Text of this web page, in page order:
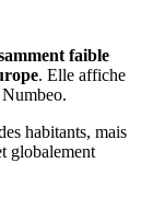
faible
. Elle affiche
habitants, mais
globalement